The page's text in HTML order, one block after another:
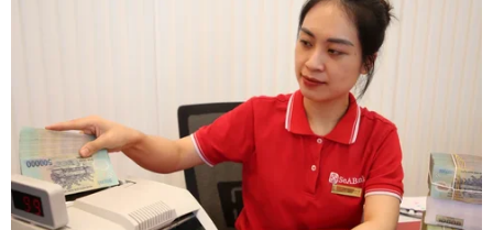
Tổng thống Nga Vladimir Putin (phải) và Thủ tướng Đức Angela
Merkel (trái) tại cuộc họp báo chung ở Moskva,Nga, ngày 11/1.
(Nguồn: AFP/TTXVN)
Ngày 11/1, Thủ tướng Đức Angela Merkel đã có
chuyến thăm tới Nga và hội đàm với Tổng thống
nước chủ nhà Vladimir Putin, trong đó hai nhà
lãnh đạo đã thể hiện sự đồng thuận về hàng loạt